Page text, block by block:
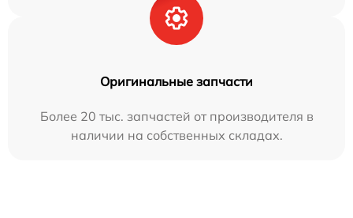
Оригинальные запчасти
Более 20 тыс. запчастей от производителя в
наличии на собственных складах.